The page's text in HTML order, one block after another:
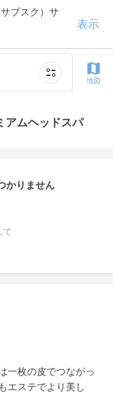
ブスク）サ
表示
地図
アムヘッドスパ
かりません
て
一枚の皮でつながっ
エステでより美し